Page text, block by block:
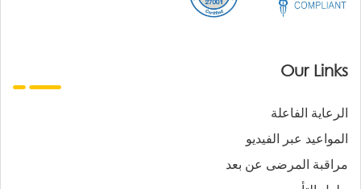
Our Links
الرعاية الفاعلة
المواعيد عبر الفيديو
مراقبة المرضى عن بعد